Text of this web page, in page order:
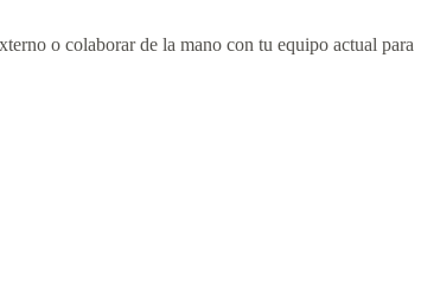
o colaborar de la mano con tu equipo actual para